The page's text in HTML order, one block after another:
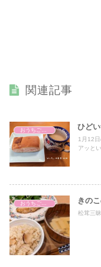
関連記事
ひど
1月12
アッと
おうちごはん きの
松茸三